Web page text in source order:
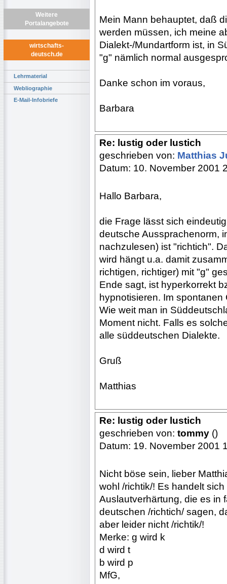
Weitere
Portalangebote
wirtschafts-
deutsch.de
Lehrmaterial
Webliographie
E-Mail-Infobriefe
Mein Mann behauptet, daß
werden müssen, ich meine
Dialekt-/Mundartform ist, in
"g" nämlich normal
Danke schon im voraus,
Barbara
Re: lustig oder lustich
geschrieben von: Matthias
Datum: 10. November 2001
Hallo Barbara,
die Frage lässt sich
deutsche Aussprachenorm,
nachzulesen) ist "richtich".
wird hängt u.a. damit
richtigen, richtiger) mit "g"
Ende sagt, ist hyperkorrekt
hypnotisieren. Im
Wie weit man in
Moment nicht. Falls es
alle süddeutschen Dialekte.
Gruß
Matthias
Re: lustig oder lustich
geschrieben von: tommy ()
Datum: 19. November 2001
Nicht böse sein, lieber
wohl /richtik/! Es handelt
Auslautverhärtung, die es in
deutschen /richtich/ sagen,
aber leider nicht /richtik/!
Merke: g wird k
d wird t
b wird p
MfG,